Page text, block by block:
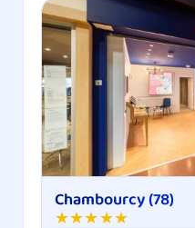
Chambourcy (78)
★★★★★